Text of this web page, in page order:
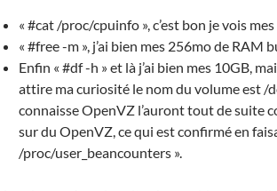
« #cat /proc/cpuinfo », c’est bon je vois
« #free -m », j’ai bien mes 256mo de RAM
Enfin « #df -h » et là j’ai bien mes 10GB,
attire ma curiosité le nom du volume est /
connaisse OpenVZ l’auront tout de suite
sur du OpenVZ, ce qui est confirmé en
/proc/user_beancounters ».